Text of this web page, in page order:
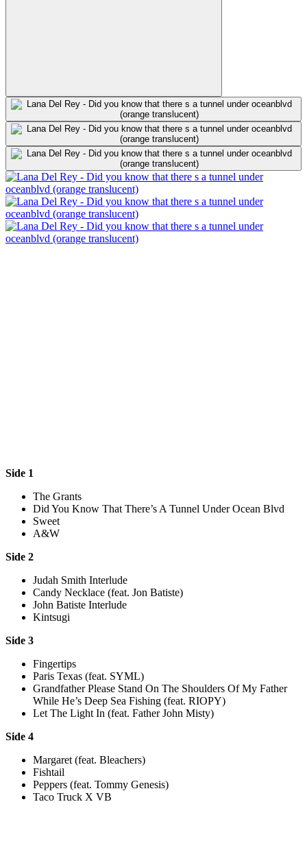
Side 1
The Grants
Did You Know That There’s A Tunnel Under Ocean Blvd
Sweet
A&W
Side 2
Judah Smith Interlude
Candy Necklace (feat. Jon Batiste)
John Batiste Interlude
Kintsugi
Side 3
Fingertips
Paris Texas (feat. SYML)
Grandfather Please Stand On The Shoulders Of My Father
While He’s Deep Sea Fishing (feat. RIOPY)
Let The Light In (feat. Father John Misty)
Side 4
Margaret (feat. Bleachers)
Fishtail
Peppers (feat. Tommy Genesis)
Taco Truck X VB